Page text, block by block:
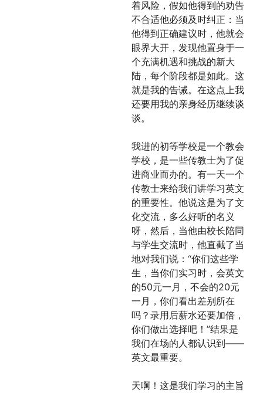
着风险，假如他得到的劝告
不合适他必须及时纠正：当
他得到正确建议时，他就会
眼界大开，发现他置身于一
个充满机遇和挑战的新大
陆，每个阶段都是如此。这
就是我的告诫。在这点上我
还要用我的亲身经历继续谈
谈。
我进的初等学校是一个教会
学校，是一些传教士为了促
进商业而办的。有一天一个
传教士来给我们讲学习英文
的重要性。他说这是为了文
化交流，多么好听的名义
呀，然后，当他由校长陪同
与学生交流时，他直截了当
地对我们说：“你们这些学
生，当你们实习时，会英文
的50元一月，不会的20元
一月，你们看出差别所在
吗？录用后薪水还要加倍，
你们做出选择吧！”结果是
我们在场的人都认识到——
英文最重要。
天啊！这是我们学习的主旨